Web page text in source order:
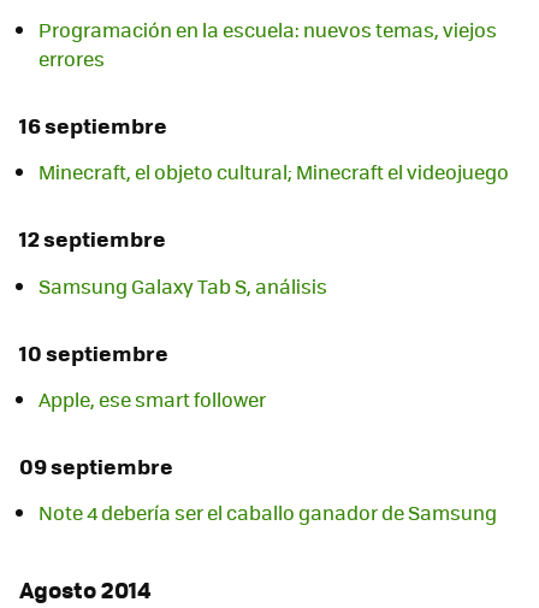
Programación en la escuela: nuevos temas, viejos
errores
16 septiembre
Minecraft, el objeto cultural; Minecraft el videojuego
12 septiembre
Samsung Galaxy Tab S, análisis
10 septiembre
Apple, ese smart follower
09 septiembre
Note 4 debería ser el caballo ganador de Samsung
Agosto 2014